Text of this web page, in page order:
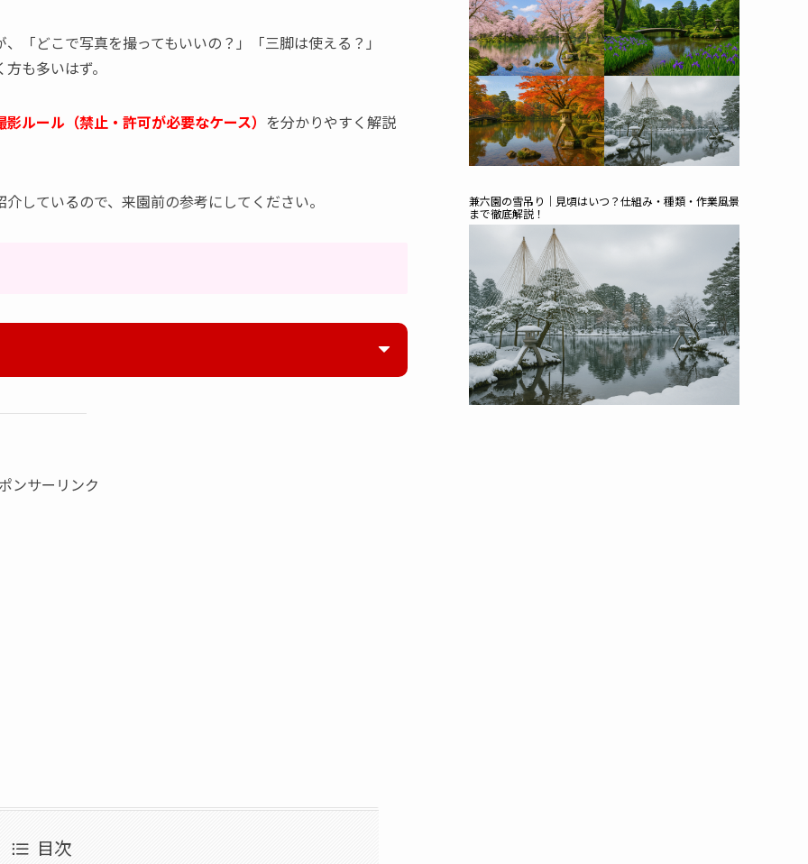
「どこで写真を撮ってもいいの？」「三脚は使える？」
も多いはず。
ルール（禁止・許可が必要なケース） を分かりやすく解説
しているので、来園前の参考にしてください。
ンサーリンク
目次
兼六園の雪吊り｜見頃はいつ？仕組み・種類・作業風景
まで徹底解説！